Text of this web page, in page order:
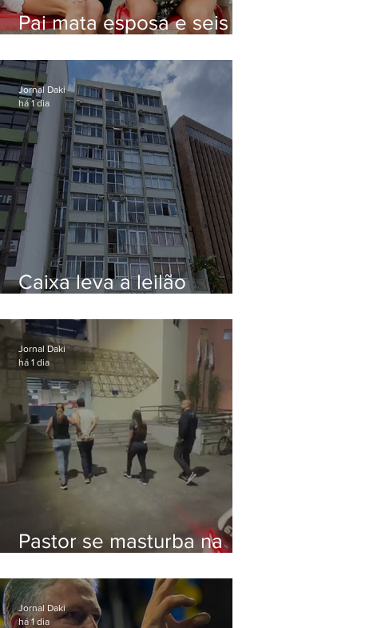
Pai mata esposa e seis
funeral
Caixa leva a leilão
Bolsonaro em Botafogo
Jornal Daki
há 1 dia
Pastor se masturba na
preso na Zona Oeste
Jornal Daki
há 1 dia
Jornal Daki
há 1 dia